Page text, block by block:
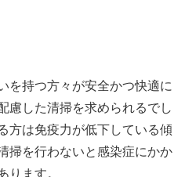
を持つ方々が安全かつ快適に
慮した清掃を求められるでし
方は免疫力が低下している傾
掃を行わないと感染症にかか
ります。